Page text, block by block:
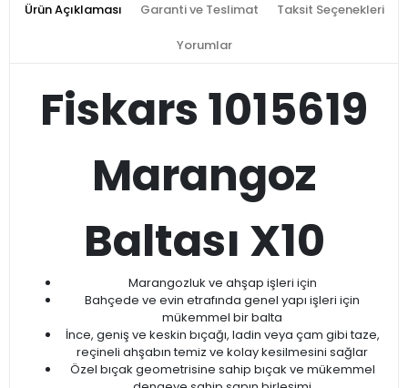
Ürün Açıklaması Garanti ve Teslimat Taksit Seçenekleri
Yorumlar
Fiskars 1015619
Marangoz
Baltası X10
Marangozluk ve ahşap işleri için
Bahçede ve evin etrafında genel yapı işleri için
mükemmel bir balta
İnce, geniş ve keskin bıçağı, ladin veya çam gibi taze,
reçineli ahşabın temiz ve kolay kesilmesini sağlar
Özel bıçak geometrisine sahip bıçak ve mükemmel